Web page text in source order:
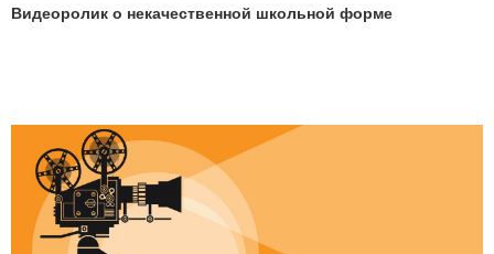
Видеоролик о некачественной школьной форме